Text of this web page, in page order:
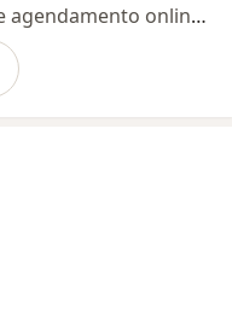
Esse especialista não oferece agendamento online para esse endereço.